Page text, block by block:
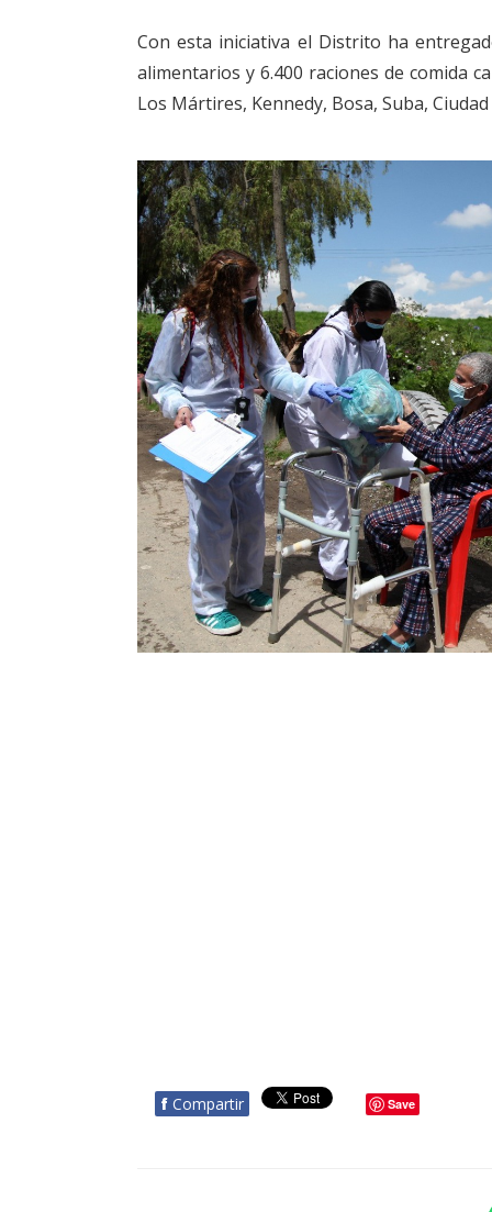
Con esta iniciativa el Distrito ha
alimentarios y 6.400 raciones de comida
Los Mártires, Kennedy, Bosa, Suba,
f Compartir Save